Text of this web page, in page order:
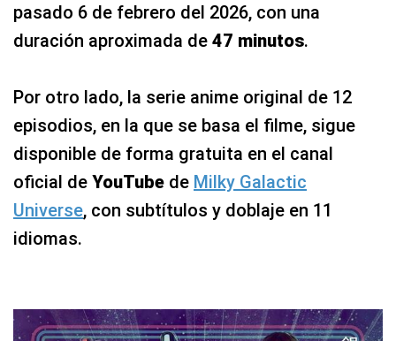
pasado 6 de febrero del 2026, con una
duración aproximada de 47 minutos.
Por otro lado, la serie anime original de 12
episodios, en la que se basa el filme, sigue
disponible de forma gratuita en el canal
oficial de YouTube de Milky Galactic
Universe, con subtítulos y doblaje en 11
idiomas.